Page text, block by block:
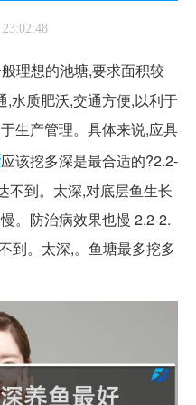
23:02:48
理想的池塘,要求面积较
,水质肥沃,交通方便,以利于
生产管理。具体来说,应具
应该挖多深是最合适的?2.2-
不到。太深,对底层鱼生长
。防治病效果也慢 2.2-2.
到。太深,。鱼塘最多挖多